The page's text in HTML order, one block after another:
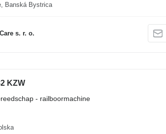
Banská Bystrica
s. r. o.
KZW
- railboormachine